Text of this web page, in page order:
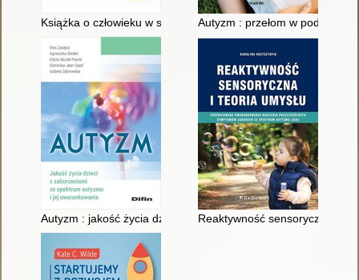
Książka o człowieku w spektrum autyzmuAutyzm : przełom w podejściu
Autyzm : jakość życia dzieci z zaburzeniami ze spektrum
Reaktywność sensoryczna i